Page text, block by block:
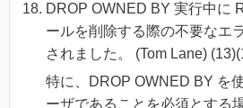
DROP OWNED BY 実行中に
ールを削除する際の不要なエ
されました。 (Tom Lane)
特に、DROP OWNED BY を
ーザであることを必須とする